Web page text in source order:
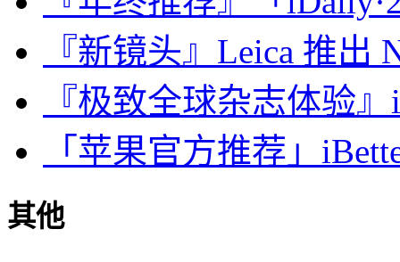
『新镜头』Leica 推出
『极致全球杂志体验
「苹果官方推荐」
其他